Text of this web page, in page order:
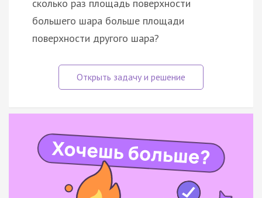
сколько раз площадь поверхности
большего шара больше площади
поверхности другого шара?